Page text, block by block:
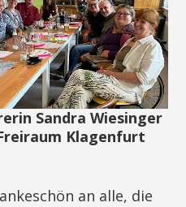
Sandra Wiesinger
Klagenfurt
an alle, die